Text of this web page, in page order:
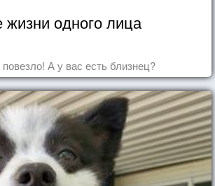
жизни одного лица
А у вас есть близнец?